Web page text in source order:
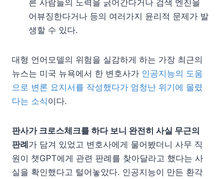
른 사람들의 노력을 긁어간다거나 검색 엔진을
어뷰징한다거나 등의 여러가지 윤리적 문제가 발
생할 수 있다.
대형 언어모델의 위험을 실감하게 하는 가장 최근의
뉴스는 미국 뉴욕에서 한 변호사가 인공지능의 도움
으로 변론 요지서를 작성했다가 엄청난 위기에 몰렸
다는 소식이다.
판사가 크로스체크를 하다 보니 완전히 사실 무근의
판례 가 담겨 있었고 변호사에게 물어봤더니 사무 직
원이 챗GPT에게 관련 판례를 찾아달라고 했다는 사
실을 확인했다고 털어놓았다. 인공지능이 만든 환각